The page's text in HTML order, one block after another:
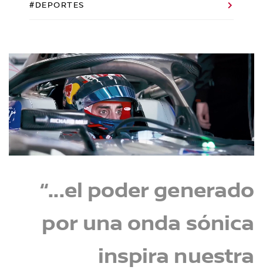
#DEPORTES
“...el poder generado
por una onda sónica
inspira nuestra